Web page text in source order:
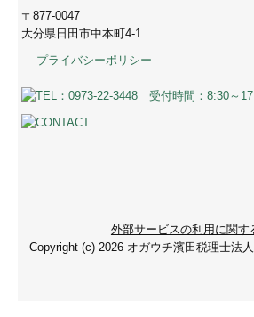
〒877-0047
大分県日田市中本町4-1
― プライバシーポリシー
外部サービスの利用に関
Copyright (c) 2026 オガウチ濱田税理士法